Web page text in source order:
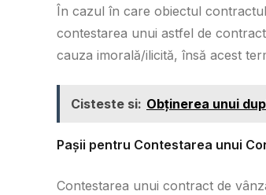
În cazul în care obiectul
contestarea unui astfel de
cauza imorală/ilicită, însă acest
Cisteste si: Obținerea unui
Pașii pentru Contestarea unui
Contestarea unui contract de